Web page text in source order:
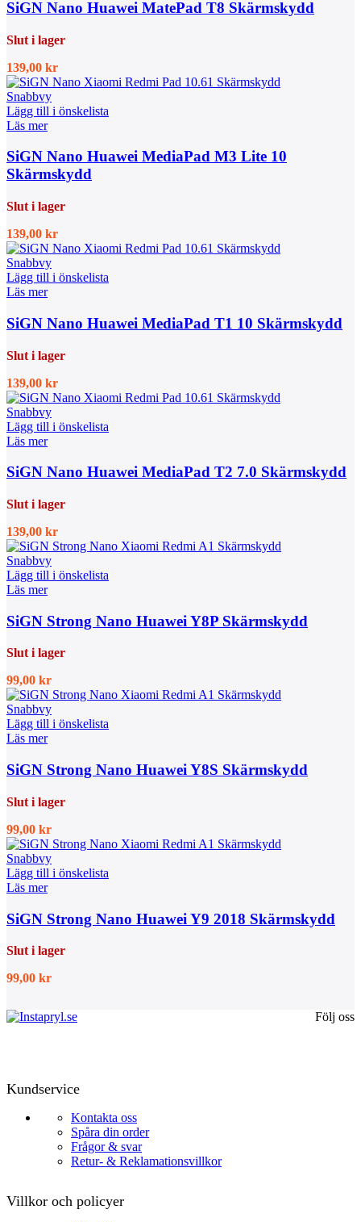
SiGN Nano Huawei MatePad T8 Skärmskydd
Slut i lager
139,00 kr
Snabbvy
Lägg till i önskelista
Läs mer
SiGN Nano Huawei MediaPad M3 Lite 10
Skärmskydd
Slut i lager
139,00 kr
Snabbvy
Lägg till i önskelista
Läs mer
SiGN Nano Huawei MediaPad T1 10 Skärmskydd
Slut i lager
139,00 kr
Snabbvy
Lägg till i önskelista
Läs mer
SiGN Nano Huawei MediaPad T2 7.0 Skärmskydd
Slut i lager
139,00 kr
Snabbvy
Lägg till i önskelista
Läs mer
SiGN Strong Nano Huawei Y8P Skärmskydd
Slut i lager
99,00 kr
Snabbvy
Lägg till i önskelista
Läs mer
SiGN Strong Nano Huawei Y8S Skärmskydd
Slut i lager
99,00 kr
Snabbvy
Lägg till i önskelista
Läs mer
SiGN Strong Nano Huawei Y9 2018 Skärmskydd
Slut i lager
99,00 kr
Följ oss
Kundservice
Kontakta oss
Spåra din order
Frågor & svar
Retur- & Reklamationsvillkor
Villkor och policyer